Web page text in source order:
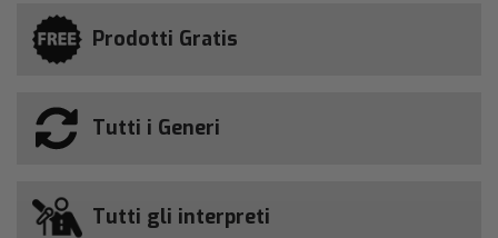
Prodotti Gratis
Tutti i Generi
Tutti gli interpreti